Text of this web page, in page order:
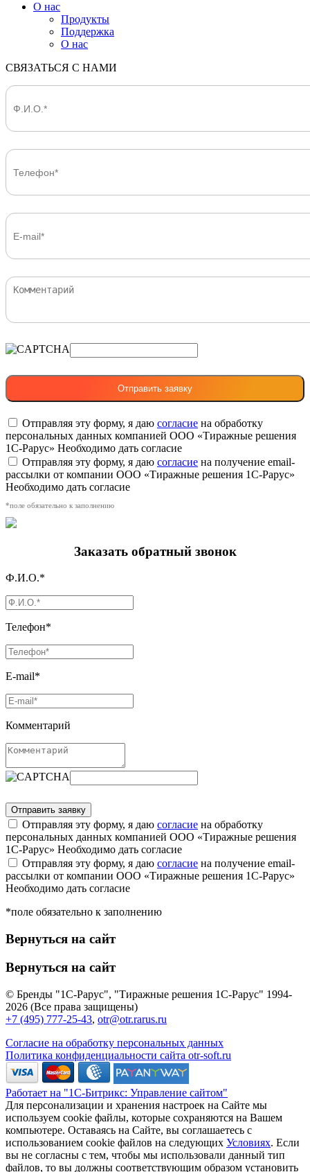
О нас
Продукты
Поддержка
О нас
СВЯЗАТЬСЯ С НАМИ
Отправляя эту форму, я даю согласие на обработку
персональных данных компанией ООО «Тиражные решения
1С-Рарус» Необходимо дать согласие
Отправляя эту форму, я даю согласие на получение email-
рассылки от компании ООО «Тиражные решения 1С-Рарус»
Необходимо дать согласие
*поле обязательно к заполнению
Заказать обратный звонок
Ф.И.О.*
Телефон*
E-mail*
Комментарий
Отправляя эту форму, я даю согласие на обработку
персональных данных компанией ООО «Тиражные решения
1С-Рарус» Необходимо дать согласие
Отправляя эту форму, я даю согласие на получение email-
рассылки от компании ООО «Тиражные решения 1С-Рарус»
Необходимо дать согласие
*поле обязательно к заполнению
Вернуться на сайт
Вернуться на сайт
© Бренды "1С-Рарус", "Тиражные решения 1С-Рарус" 1994-
2026 (Все права защищены)
+7 (495) 777-25-43, otr@otr.rarus.ru
Согласие на обработку персональных данных
Политика конфиденциальности сайта otr-soft.ru
Работает на "1С-Битрикс: Управление сайтом"
Для персонализации и хранения настроек на Сайте мы
используем cookie файлы, которые сохраняются на Вашем
компьютере. Оставаясь на Сайте, вы соглашаетесь с
использованием cookie файлов на следующих Условиях. Если
вы не согласны с тем, чтобы мы использовали данный тип
файлов, то вы должны соответствующим образом установить